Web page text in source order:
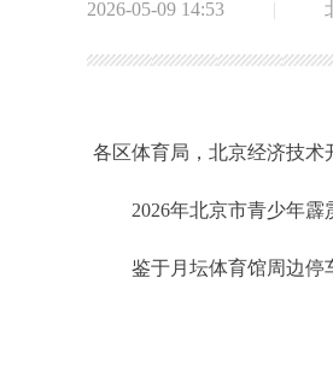
2026-05-09 14:53 |
各区体育局，北京经济技术
2026年北京市青少年霹雳
鉴于月坛体育馆周边停车